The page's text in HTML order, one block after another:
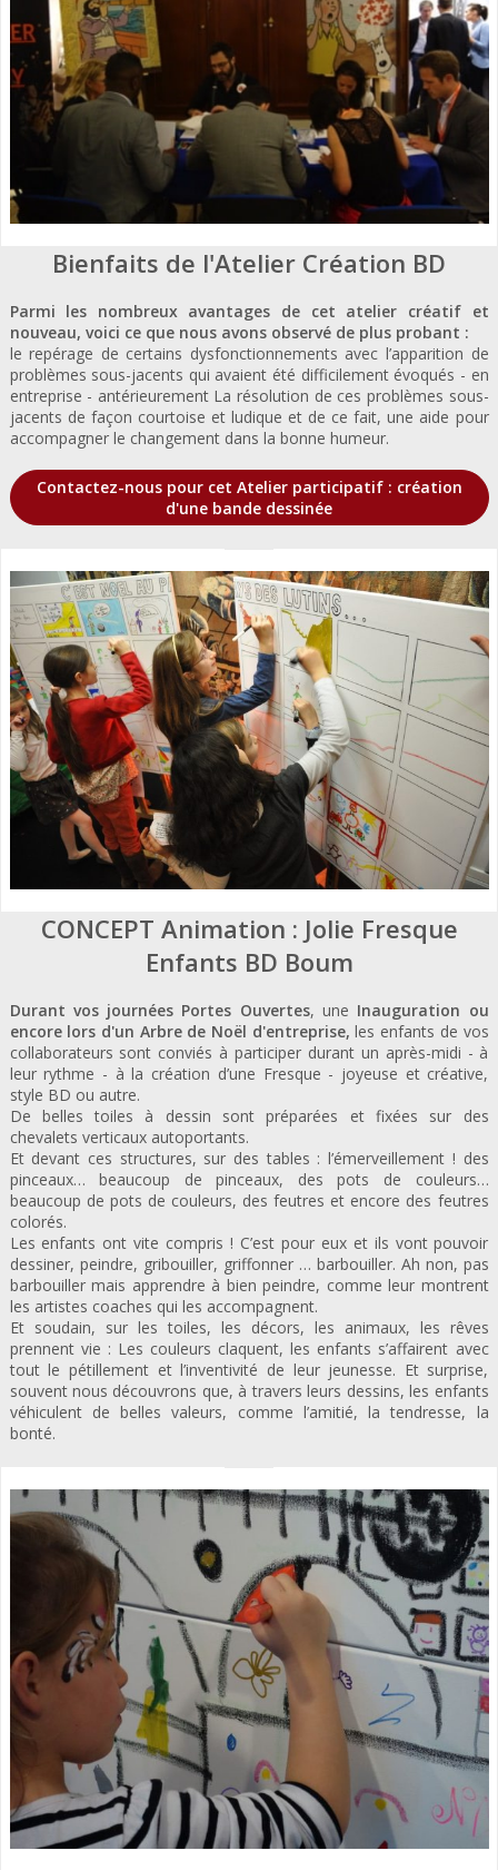
Bienfaits de l'Atelier Création BD
Parmi les nombreux avantages de cet atelier créatif et
nouveau, voici ce que nous avons observé de plus probant :
le repérage de certains dysfonctionnements avec l’apparition de
problèmes sous-jacents qui avaient été difficilement évoqués - en
entreprise - antérieurement La résolution de ces problèmes sous-
jacents de façon courtoise et ludique et de ce fait, une aide pour
accompagner le changement dans la bonne humeur.
Contactez-nous pour cet Atelier participatif : création
d'une bande dessinée
CONCEPT Animation : Jolie Fresque
Enfants BD Boum
Durant vos journées Portes Ouvertes, une Inauguration ou
encore lors d'un Arbre de Noël d'entreprise, les enfants de vos
collaborateurs sont conviés à participer durant un après-midi - à
leur rythme - à la création d’une Fresque - joyeuse et créative,
style BD ou autre.
De belles toiles à dessin sont préparées et fixées sur des
chevalets verticaux autoportants.
Et devant ces structures, sur des tables : l’émerveillement ! des
pinceaux… beaucoup de pinceaux, des pots de couleurs…
beaucoup de pots de couleurs, des feutres et encore des feutres
colorés.
Les enfants ont vite compris ! C’est pour eux et ils vont pouvoir
dessiner, peindre, gribouiller, griffonner … barbouiller. Ah non, pas
barbouiller mais apprendre à bien peindre, comme leur montrent
les artistes coaches qui les accompagnent.
Et soudain, sur les toiles, les décors, les animaux, les rêves
prennent vie : Les couleurs claquent, les enfants s’affairent avec
tout le pétillement et l’inventivité de leur jeunesse. Et surprise,
souvent nous découvrons que, à travers leurs dessins, les enfants
véhiculent de belles valeurs, comme l’amitié, la tendresse, la
bonté.